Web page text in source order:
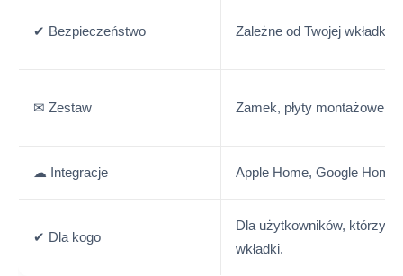
✔ Bezpieczeństwo Zależne od Twojej wkładki.
✉ Zestaw Zamek, płyty montażowe,
☁ Integracje Apple Home, Google
✔ Dla kogo
Dla użytkowników, którzy
wkładki.